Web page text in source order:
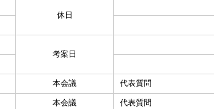
休日
考案日
本会議 代表質問
本会議 代表質問